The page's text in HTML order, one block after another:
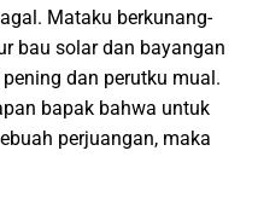
Mataku berkunang-
bau solar dan bayangan
dan perutku mual.
bapak bahwa untuk
perjuangan, maka